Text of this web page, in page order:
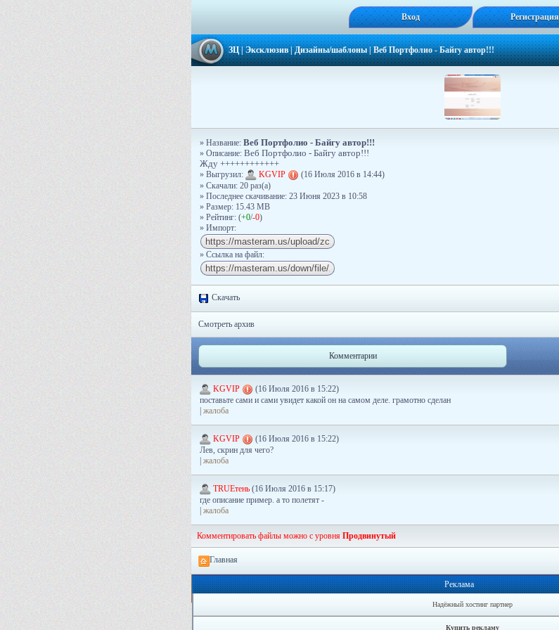
Вход Регистрация
ЗЦ|Эксклюзив|Дизайны/шаблоны|Веб Портфолио - Байгу автор!!!
» Название: Веб Портфолио - Байгу автор!!!
» Описание: Веб Портфолио - Байгу автор!!!
Жду ++++++++++++
» Выгрузил:
KGVIP
(16 Июля 2016 в 14:44)
» Скачали: 20 раз(a)
» Последнее скачивание: 23 Июня 2023 в 10:58
» Размер: 15.43 MB
» Рейтинг: (+0/-0)
» Импорт:
» Ссылка на файл:
Скачать
Смотреть архив
Комментарии
KGVIP
(16 Июля 2016 в 15:22)
поставьте сами и сами увидет какой он на самом деле. грамотно сделан
| жалоба
KGVIP
(16 Июля 2016 в 15:22)
Лев, скрин для чего?
жалоба
TRUEтень (16 Июля 2016 в 15:17)
где описание пример. а то полетят -
жалоба
Комментировать файлы можно с уровня Продвинутый
Главная
Реклама
Надёжный хостинг партнер
Купить рекламу